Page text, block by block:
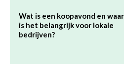
Wat is een koopavond en
is het belangrijk voor lokale
bedrijven?